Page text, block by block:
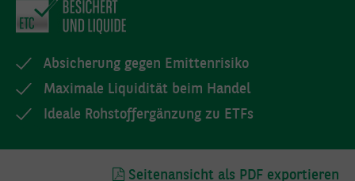
+49 (0)
69/596 736
06
19:00 Uhr
Absicherung gegen Emittenrisiko
Maximale Liquidität beim Handel
Ideale Rohstoffergänzung zu ETFs
Seitenansicht als PDF exportieren